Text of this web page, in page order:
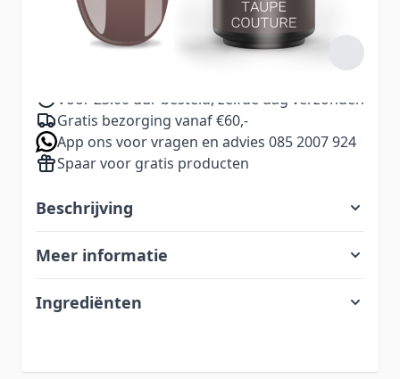
11,99 Aantal
Voor 23.00 uur besteld, zelfde dag verzonden
Gratis bezorging vanaf €60,-
App ons voor vragen en advies 085 2007 924
Spaar voor gratis producten
Beschrijving
Meer informatie
Ingrediënten